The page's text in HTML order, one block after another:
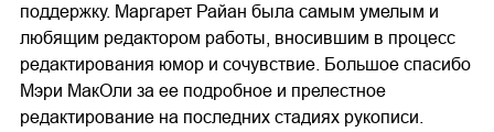
поддержку. Маргарет Райан была самым умелым и
любящим редактором работы, вносившим в процесс
редактирования юмор и сочувствие. Большое спасибо
Мэри МакОли за ее подробное и прелестное
редактирование на последних стадиях рукописи.